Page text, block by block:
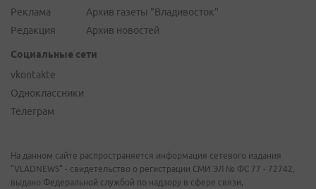
Реклама
Редакция
Архив газеты "Владивосток"
Архив новостей
Социальные сети
vkontakte
Одноклассники
Телеграм
На данном сайте распространяется информация сетевого издания
"VLADNEWS" - свидетельство о регистрации СМИ ЭЛ № ФС 77 - 72742,
выдано Федеральной службой по надзору в сфере связи,